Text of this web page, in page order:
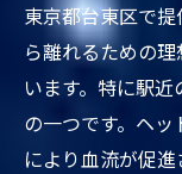
東京都台東区で
ら離れるための
います。特に駅
の一つです。ヘ
により血流が促